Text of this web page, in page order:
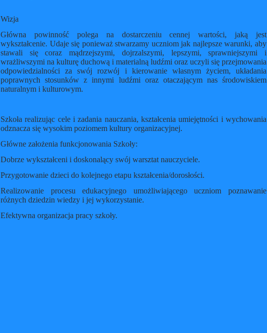
Wizja
Główna powinność polega na dostarczeniu cennej wartości, jaką jest
wykształcenie. Udaje się ponieważ stwarzamy uczniom jak najlepsze warunki, aby
stawali się coraz mądrzejszymi, dojrzalszymi, lepszymi, sprawniejszymi i
wrażliwszymi na kulturę duchową i materialną ludźmi oraz uczyli się przejmowania
odpowiedzialności za swój rozwój i kierowanie własnym życiem, układania
poprawnych stosunków z innymi ludźmi oraz otaczającym nas środowiskiem
naturalnym i kulturowym.
Szkoła realizując cele i zadania nauczania, kształcenia umiejętności i wychowania
odznacza się wysokim poziomem kultury organizacyjnej.
Główne założenia funkcjonowania Szkoły:
Dobrze wykształceni i doskonalący swój warsztat nauczyciele.
Przygotowanie dzieci do kolejnego etapu kształcenia/dorosłości.
Realizowanie procesu edukacyjnego umożliwiającego uczniom poznawanie
różnych dziedzin wiedzy i jej wykorzystanie.
Efektywna organizacja pracy szkoły.